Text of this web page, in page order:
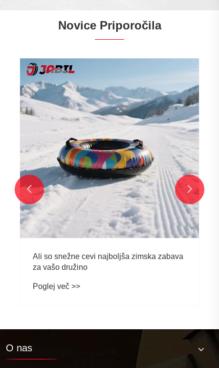
Novice Priporočila
Navodila za vzdrževanje pnevmatik
Poglej več >>
 
O nas